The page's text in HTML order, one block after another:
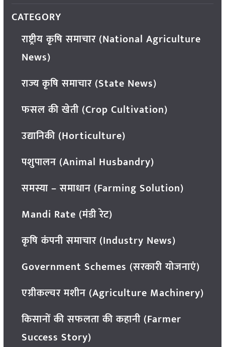
CATEGORY
राष्ट्रीय कृषि समाचार (National Agriculture
News)
राज्य कृषि समाचार (State News)
फसल की खेती (Crop Cultivation)
उद्यानिकी (Horticulture)
पशुपालन (Animal Husbandry)
समस्या – समाधान (Farming Solution)
Mandi Rate (मंडी रेट)
कृषि कंपनी समाचार (Industry News)
Government Schemes (सरकारी योजनाएं)
एग्रीकल्चर मशीन (Agriculture Machinery)
किसानों की सफलता की कहानी (Farmer
Success Story)